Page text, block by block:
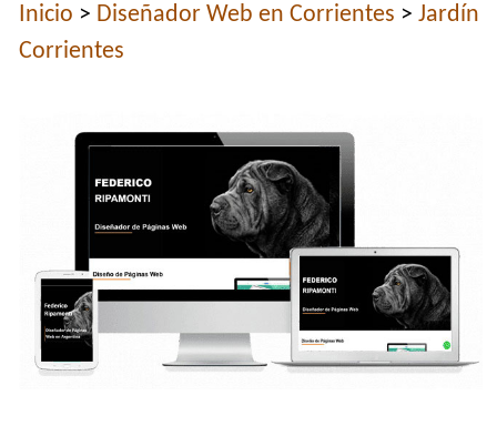
Inicio > Diseñador Web en Corrientes >Jardín
Corrientes